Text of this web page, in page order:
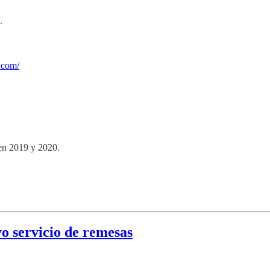
2019 y 2020.
servicio de remesas